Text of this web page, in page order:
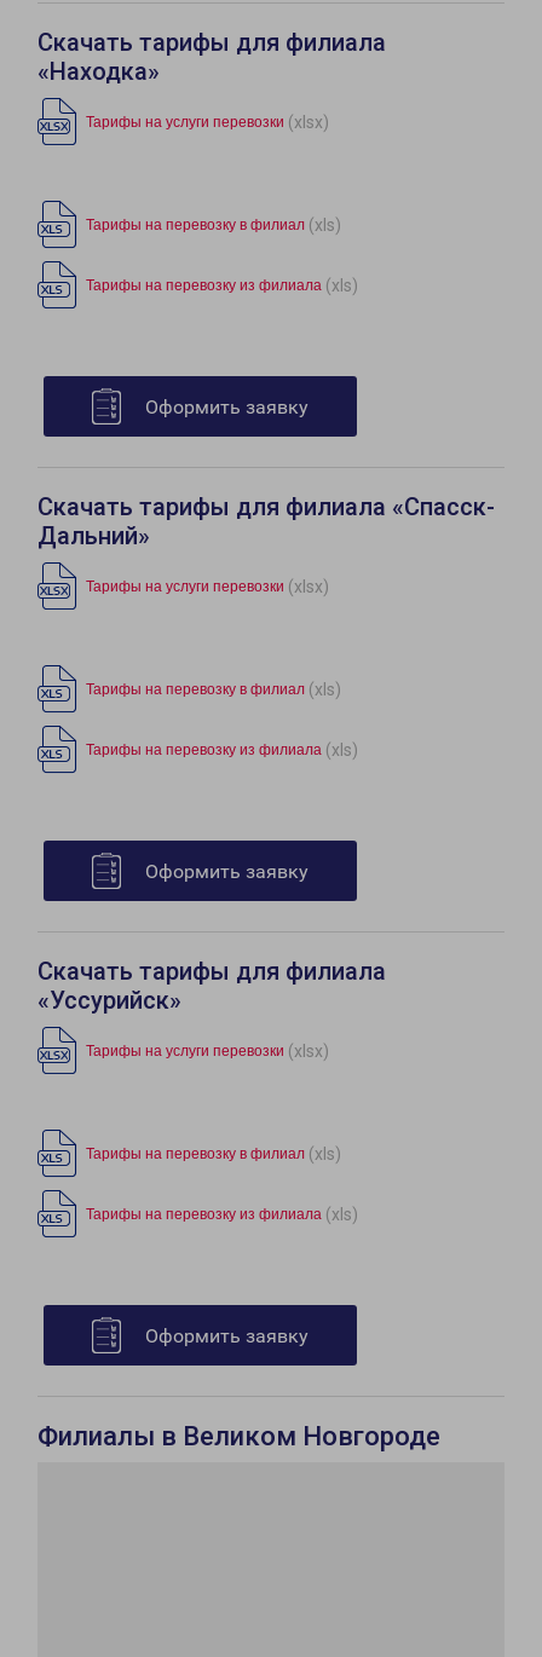
Скачать тарифы для филиала
«Находка»
Тарифы на услуги перевозки (xlsx)
Тарифы на перевозку в филиал (xls)
Тарифы на перевозку из филиала (xls)
Оформить заявку
Скачать тарифы для филиала «Спасск-
Дальний»
Тарифы на услуги перевозки (xlsx)
Тарифы на перевозку в филиал (xls)
Тарифы на перевозку из филиала (xls)
Оформить заявку
Скачать тарифы для филиала
«Уссурийск»
Тарифы на услуги перевозки (xlsx)
Тарифы на перевозку в филиал (xls)
Тарифы на перевозку из филиала (xls)
Оформить заявку
Филиалы в Великом Новгороде